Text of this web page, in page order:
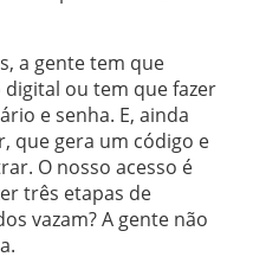
a gente tem que
ou tem que fazer
e senha. E, ainda
que gera um código e
O nosso acesso é
três etapas de
vazam? A gente não